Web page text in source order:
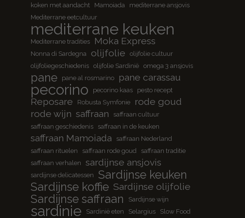
koken met aandacht
Mamoiada
mediterrane ansjovis
Mediterrane eetcultuur
mediterrane keuken
Mediterrane tradities Moka Express
Nonna di Sardegna olijfolie
olijfolie cultuur
olijfoliegeschiedenis olijfolie Sardinië omega 3 ansjovis
pane pane al rosmarino pane carassau
pecorino pecorino kaas pesto recept
Reposare Robusta Symfonie
rode goud
rode wijn saffraan
saffraan cultuur
saffraan geschiedenis
saffraan in de keuken
saffraan Mamoiada
saffraan Nederland
saffraan rituelen
saffraan rode goud
saffraan traditie
saffraan verhalen
sardijnse ansjovis
sardijnse delicatessen
Sardijnse keuken
Sardijnse koffie Sardijnse olijfolie
Sardijnse saffraan Sardijnse wijn
sardinie Sardinië eten Selargius Slow Food